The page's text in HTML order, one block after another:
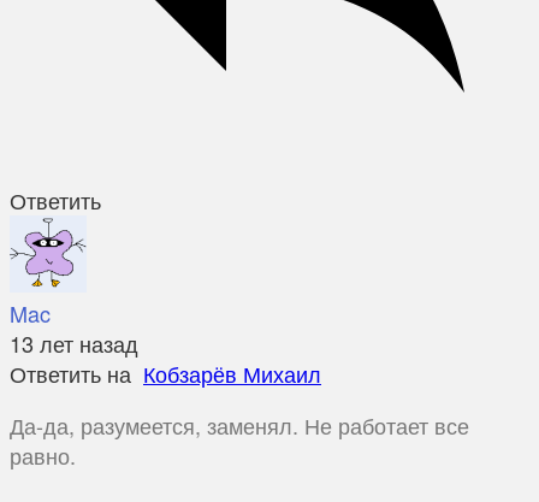
Ответить
Mac
13 лет назад
Ответить на Кобзарёв Михаил
Да-да, разумеется, заменял. Не работает все
равно.